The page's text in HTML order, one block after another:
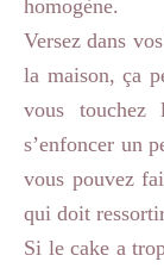
homogène.
Versez dans
la maison, ça
vous
s’enfoncer un
vous pouvez
qui doit
Si le cake a